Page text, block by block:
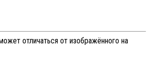
отличаться от изображённого на